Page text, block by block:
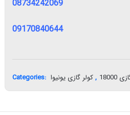
08734242069
09170840644
Categories: 18000
,کولر گازی یونیوا